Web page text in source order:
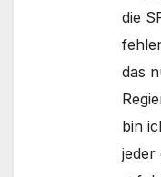
die
das
bin
jeder